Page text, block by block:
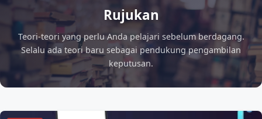
Rujukan
Teori-teori yang perlu Anda pelajari sebelum berdagang.
Selalu ada teori baru sebagai pendukung pengambilan
keputusan.